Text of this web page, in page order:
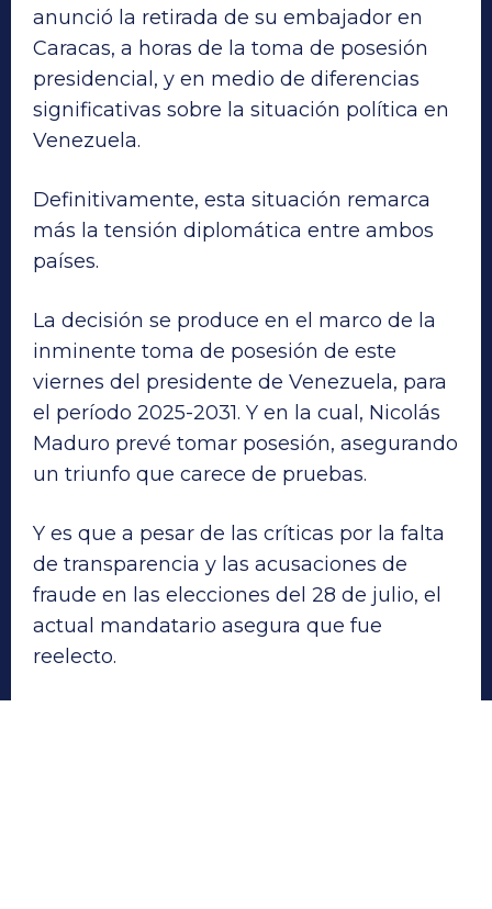
anunció la retirada de su embajador en
Caracas, a horas de la toma de posesión
presidencial, y en medio de diferencias
significativas sobre la situación política en
Venezuela.
Definitivamente, esta situación remarca
más la tensión diplomática entre ambos
países.
La decisión se produce en el marco de la
inminente toma de posesión de este
viernes del presidente de Venezuela, para
el período 2025-2031. Y en la cual, Nicolás
Maduro prevé tomar posesión, asegurando
un triunfo que carece de pruebas.
Y es que a pesar de las críticas por la falta
de transparencia y las acusaciones de
fraude en las elecciones del 28 de julio, el
actual mandatario asegura que fue
reelecto.